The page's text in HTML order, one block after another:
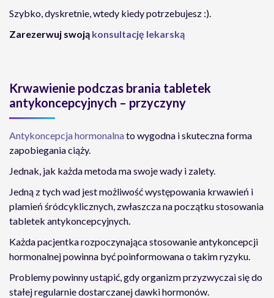
Szybko, dyskretnie, wtedy kiedy potrzebujesz :).
Zarezerwuj swoją konsultację lekarską
Krwawienie podczas brania tabletek
antykoncepcyjnych – przyczyny
Antykoncepcja hormonalnato wygodna i skuteczna forma
zapobiegania ciąży.
Jednak, jak każda metoda ma swoje wady i zalety.
Jedną z tych wad jest możliwość występowania krwawień i
plamień śródcyklicznych, zwłaszcza na początku stosowania
tabletek antykoncepcyjnych.
Każda pacjentka rozpoczynająca stosowanie antykoncepcji
hormonalnej powinna być poinformowana o takim ryzyku.
Problemy powinny ustąpić, gdy organizm przyzwyczai się do
stałej regularnie dostarczanej dawki hormonów.